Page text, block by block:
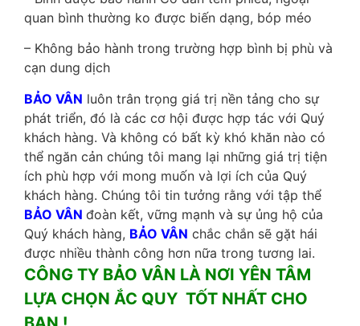
quan bình thường ko được biến dạng, bóp méo
– Không bảo hành trong trường hợp bình bị phù và
cạn dung dịch
BẢO VÂN luôn trân trọng giá trị nền tảng cho sự
phát triển, đó là các cơ hội được hợp tác với Quý
khách hàng. Và không có bất kỳ khó khăn nào có
thể ngăn cản chúng tôi mang lại những giá trị tiện
ích phù hợp với mong muốn và lợi ích của Quý
khách hàng. Chúng tôi tin tưởng rằng với tập thể
BẢO VÂN đoàn kết, vững mạnh và sự ủng hộ của
Quý khách hàng, BẢO VÂN chắc chắn sẽ gặt hái
được nhiều thành công hơn nữa trong tương lai.
CÔNG TY BẢO VÂN LÀ NƠI YÊN TÂM
LỰA CHỌN ẮC QUY TỐT NHẤT CHO